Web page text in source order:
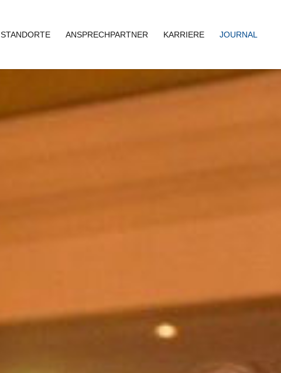
STANDORTE ANSPRECHPARTNER KARRIERE JOURNAL